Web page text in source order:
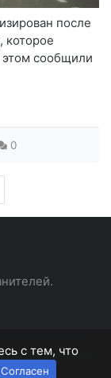
после
которое
сообщили
0
с тем, что
Согласен